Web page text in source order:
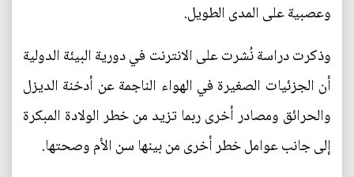
وعصبية على المدى الطويل.
وذكرت دراسة نُشرت على الانترنت في دورية البيئة الدولية
أن الجزئيات الصغيرة في الهواء الناجمة عن أدخنة الديزل
والحرائق ومصادر أخرى ربما تزيد من خطر الولادة المبكرة
إلى جانب عوامل خطر أخرى من بينها سن الأم وصحتها.